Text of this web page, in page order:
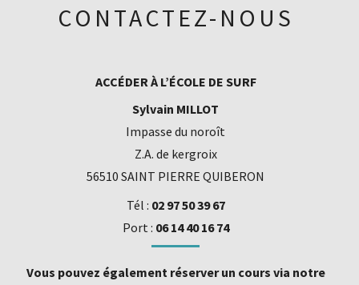
CONTACTEZ-NOUS
ACCÉDER À L’ÉCOLE DE SURF
Sylvain MILLOT
Impasse du noroît
Z.A. de kergroix
56510 SAINT PIERRE QUIBERON
Tél : 02 97 50 39 67
Port : 06 14 40 16 74
Vous pouvez également réserver un cours via notre